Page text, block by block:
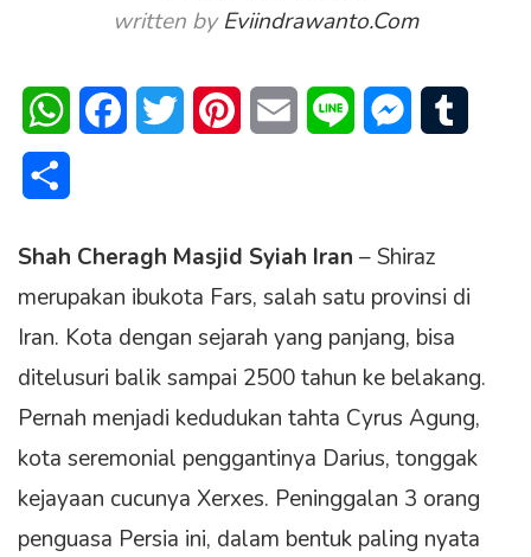
written byEviindrawanto.com
WhatsAppFacebookTwitter PinterestEmail Line Messenger
Shah Cheragh Masjid Syiah Iran – Shiraz
merupakan ibukota Fars, salah satu provinsi di
Iran. Kota dengan sejarah yang panjang, bisa
ditelusuri balik sampai 2500 tahun ke belakang.
Pernah menjadi kedudukan tahta Cyrus Agung,
kota seremonial penggantinya Darius, tonggak
kejayaan cucunya Xerxes. Peninggalan 3 orang
penguasa Persia ini, dalam bentuk paling nyata